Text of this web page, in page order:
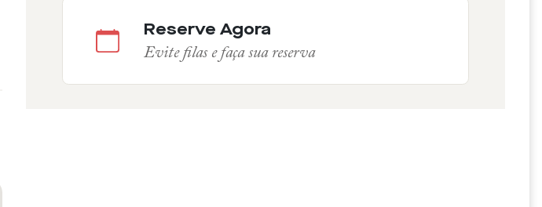
Reserve Agora
Evite filas e faça sua reserva